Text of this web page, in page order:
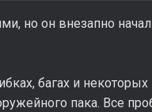
но он внезапно
багах и
пака. Все